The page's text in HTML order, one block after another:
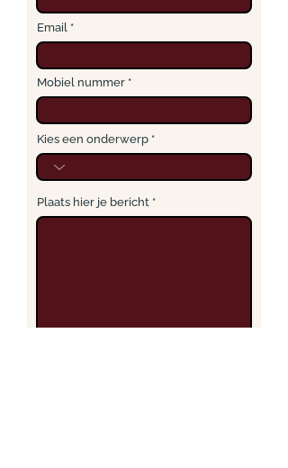
Email
Mobiel nummer
Kies een onderwerp
Plaats hier je bericht